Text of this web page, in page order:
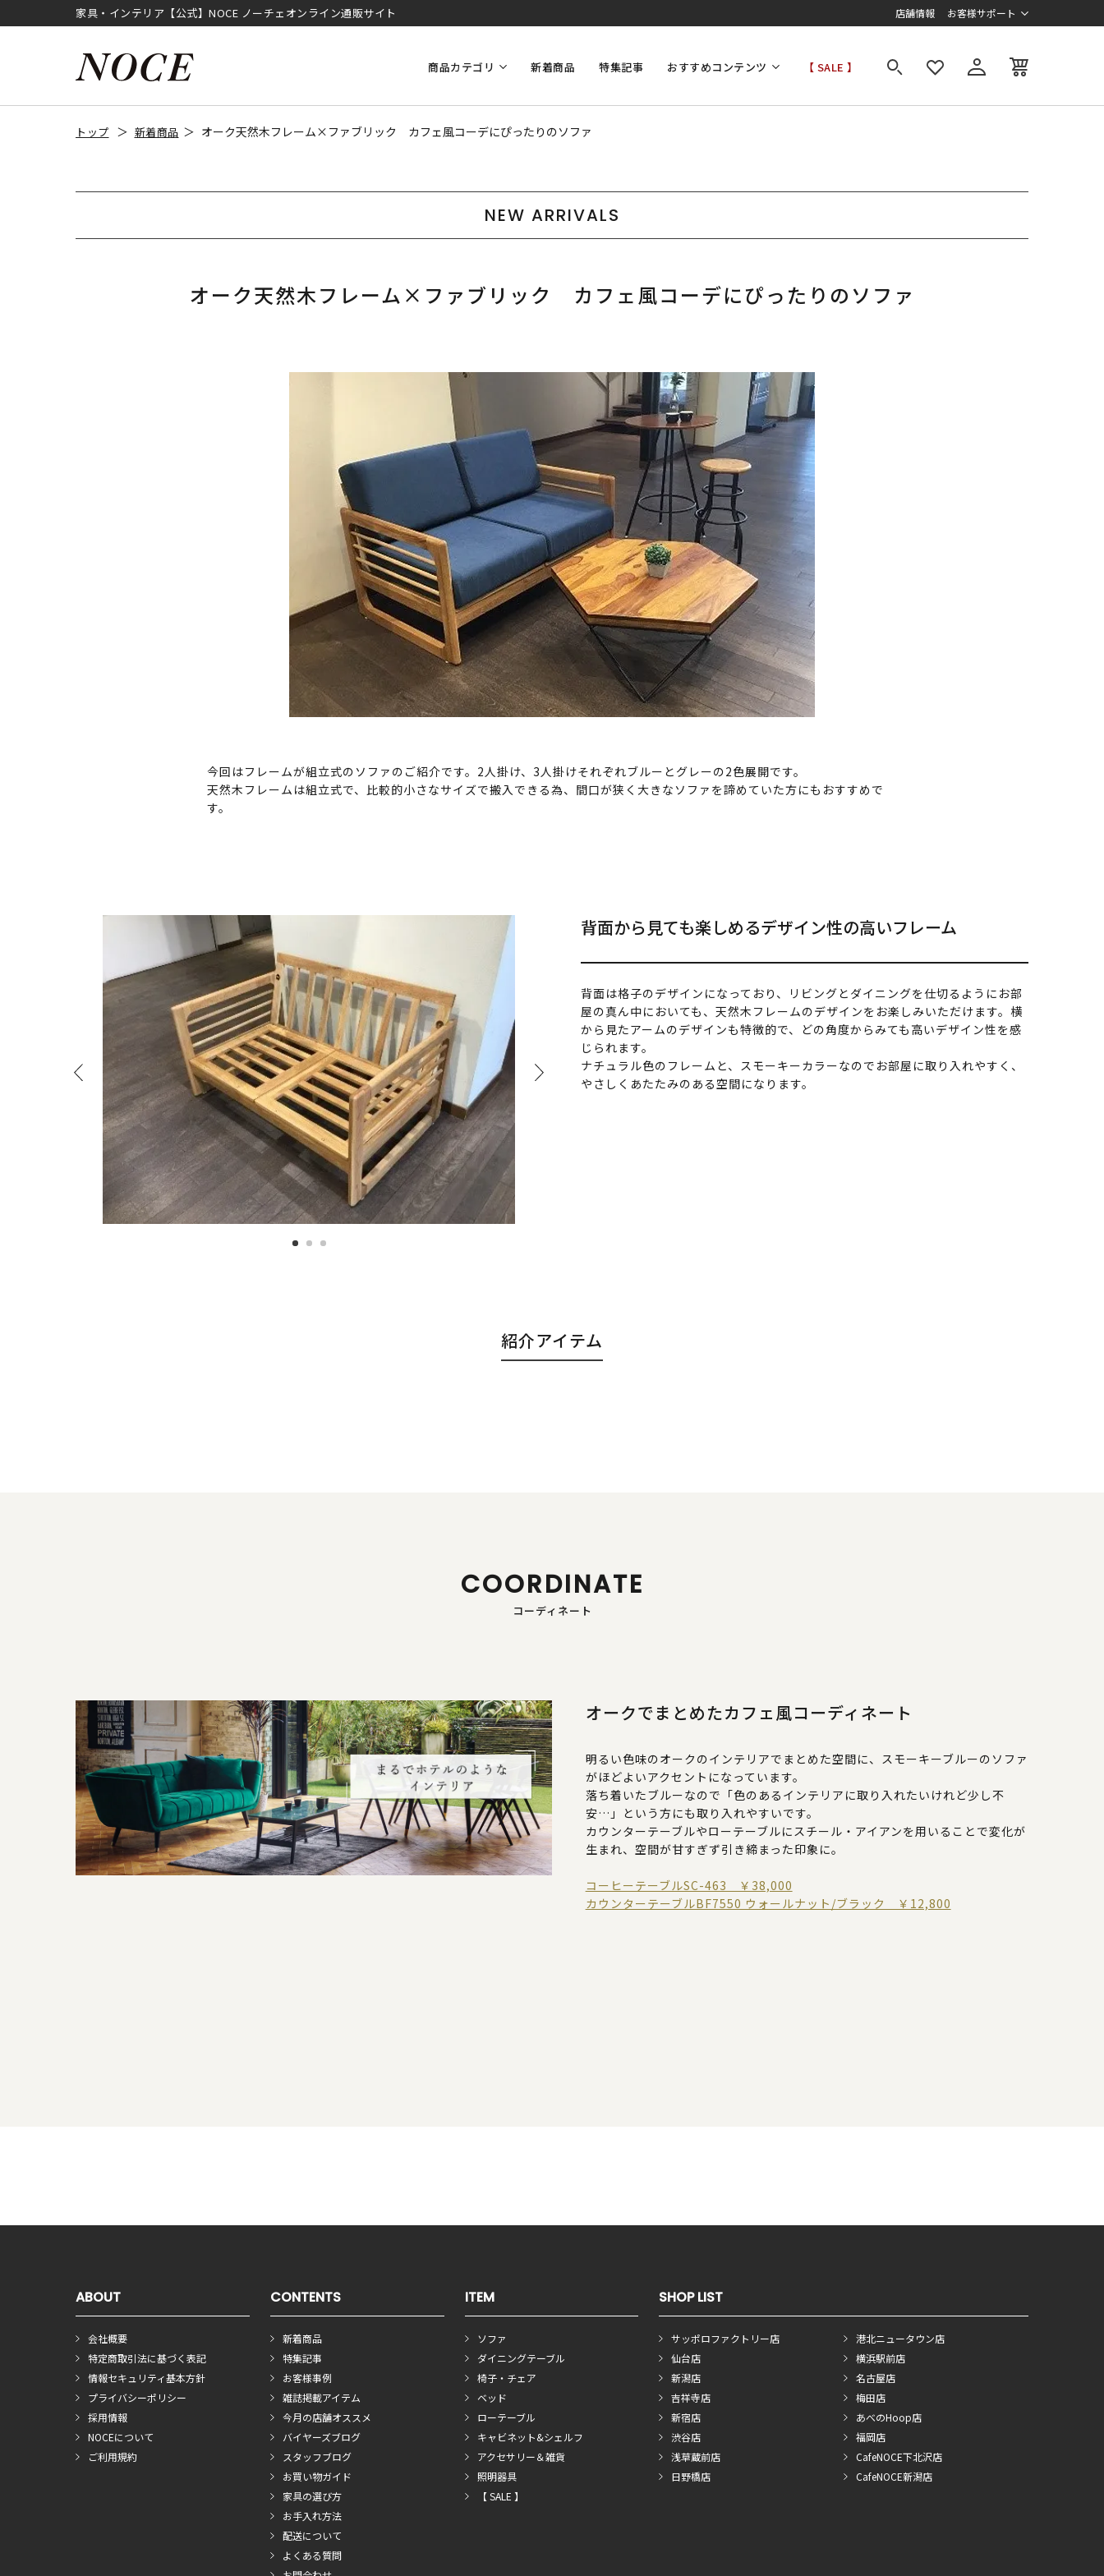
家具・インテリア【公式】NOCE ノーチェオンライン通販サイト 店舗情報 お客様サポート
商品カテゴリ 新着商品 特集記事 おすすめコンテンツ 【 SALE 】
トップ 新着商品 オーク天然木フレーム×ファブリック カフェ風コーデにぴったりのソファ
NEW ARRIVALS
オーク天然木フレーム×ファブリック カフェ風コーデにぴったりのソファ
今回はフレームが組立式のソファのご紹介です。2人掛け、3人掛けそれぞれブルーとグレーの2色展開です。
天然木フレームは組立式で、比較的小さなサイズで搬入できる為、間口が狭く大きなソファを諦めていた方にもおすすめで
す。
背面から見ても楽しめるデザイン性の高いフレーム
背面は格子のデザインになっており、リビングとダイニングを仕切るようにお部
屋の真ん中においても、天然木フレームのデザインをお楽しみいただけます。横
から見たアームのデザインも特徴的で、どの角度からみても高いデザイン性を感
じられます。
ナチュラル色のフレームと、スモーキーカラーなのでお部屋に取り入れやすく、
やさしくあたたみのある空間になります。
紹介アイテム
COORDINATE
コーディネート
オークでまとめたカフェ風コーディネート
明るい色味のオークのインテリアでまとめた空間に、スモーキーブルーのソファ
がほどよいアクセントになっています。
落ち着いたブルーなので「色のあるインテリアに取り入れたいけれど少し不
安…」という方にも取り入れやすいです。
カウンターテーブルやローテーブルにスチール・アイアンを用いることで変化が
生まれ、空間が甘すぎず引き締まった印象に。
コーヒーテーブルSC-463 ￥38,000
カウンターテーブルBF7550 ウォールナット/ブラック ￥12,800
ABOUT
会社概要
特定商取引法に基づく表記
情報セキュリティ基本方針
プライバシーポリシー
採用情報
NOCEについて
ご利用規約
CONTENTS
新着商品
特集記事
お客様事例
雑誌掲載アイテム
今月の店舗オススメ
バイヤーズブログ
スタッフブログ
お買い物ガイド
家具の選び方
お手入れ方法
配送について
よくある質問
ITEM
ソファ
ダイニングテーブル
椅子・チェア
ベッド
ローテーブル
キャビネット&シェルフ
アクセサリー＆雑貨
照明器具
【 SALE 】
SHOP LIST
サッポロファクトリー店
仙台店
新潟店
吉祥寺店
新宿店
渋谷店
浅草蔵前店
日野橋店
港北ニュータウン店
横浜駅前店
名古屋店
梅田店
あべのHoop店
福岡店
CafeNOCE下北沢店
CafeNOCE新潟店